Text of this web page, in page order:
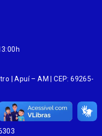
| Apuí – AM | CEP: 69265-